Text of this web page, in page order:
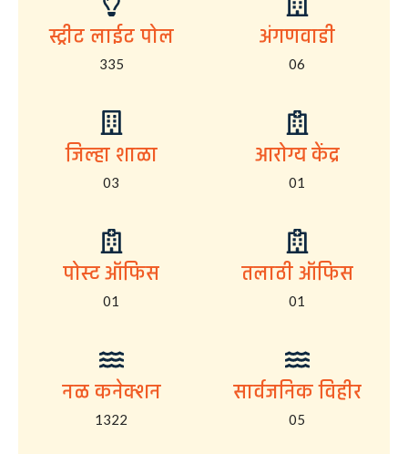
स्ट्रीट लाईट पोल
335
अंगणवाडी
06
जिल्हा शाळा
03
आरोग्य केंद्र
01
पोस्ट ऑफिस
01
तलाठी ऑफिस
01
नळ कनेक्शन
1322
सार्वजनिक विहीर
05